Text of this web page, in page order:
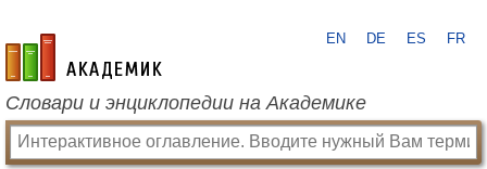
academic.ru
EN DE ES FR
Словари и энциклопедии на Академике